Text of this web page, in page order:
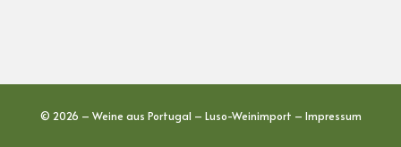
© 2026 – Weine aus Portugal – Luso-Weinimport – Impressum